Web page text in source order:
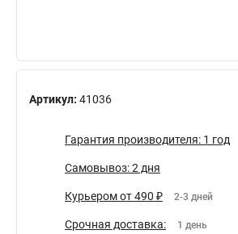
Артикул: 41036
Гарантия производителя: 1 год
Самовывоз: 2 дня
Курьером от 490 ₽ 2-3 дней
Срочная доставка: 1 день